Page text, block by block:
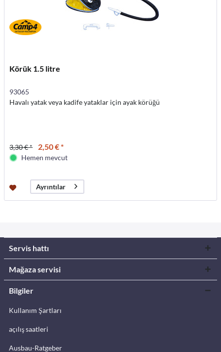
Körük 1.5 litre
93065
Havalı yatak veya kadife yataklar için ayak körüğü
3,30 € * 2,50 € *
Hemen mevcut
Ayrıntılar
Servis hattı
Mağaza servisi
Bilgiler
Kullanım Şartları
açılış saatleri
Ausbau-Ratgeber